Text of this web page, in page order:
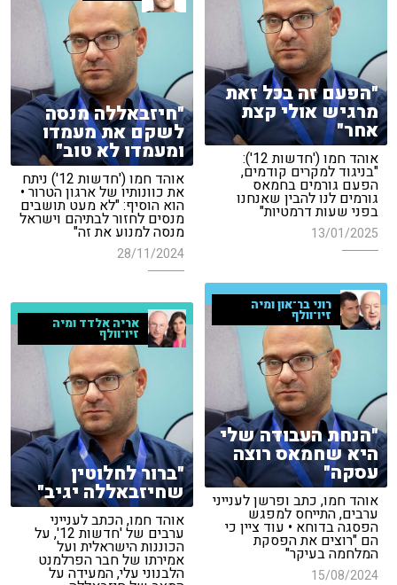
"הפעם זה בכל זאת
מרגיש אולי קצת
אחר"
אוהד חמו ('חדשות 12'):
"בניגוד למקרים קודמים,
הפעם גורמים בחמאס
גורמים לנו להבין שאנחנו
בפני שעות דרמטיות"
13/01/2025
"חיזבאללה מנסה
לשקם את מעמדו
ומעמדו לא טוב"
אוהד חמו ('חדשות 12') ניתח
את כוונותיו של ארגון הטרור •
הוא הוסיף: "לא מעט תושבים
מנסים לחזור לבתיהם וישראל
מנסה למנוע את זה"
28/11/2024
רוני בר־און ומיה
זיו־וולף
"הנחת העבודה שלי
היא שחמאס רוצה
עסקה"
אוהד חמו, כתב ופרשן לענייני
ערבים, התייחס למפגש
הפסגה בדוחא • עוד ציין כי
הם "רוצים את הפסקת
המלחמה בעיקר"
15/08/2024
אריה אלדד ומיה
זיו־וולף
"ברור לחלוטין
שחיזבאללה יגיב"
אוהד חמו, הכתב לענייני
ערבים של 'חדשות 12', על
הכוננות הישראלית ועל
אמירתו של חבר הפרלמנט
הלבנוני עלי, המעידה על